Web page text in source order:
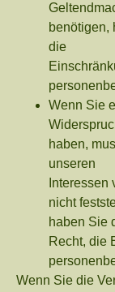
benötigen,
die
Wenn Sie
haben,
unseren
nicht
haben Sie
Recht, die
Wenn Sie die